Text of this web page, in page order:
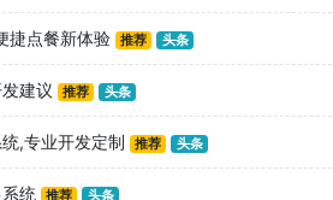
捷点餐新体验 推荐 头条
建议 推荐 头条
,专业开发定制 推荐 头条
统 推荐 头条